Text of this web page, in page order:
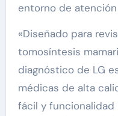
entorno de
«Diseñado para
tomosíntesis
diagnóstico de LG
médicas de alta
fácil y funcionalidad